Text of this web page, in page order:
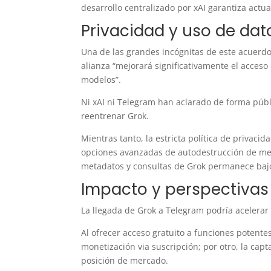
desarrollo centralizado por xAI garantiza
Privacidad y uso de
Una de las grandes incógnitas de este
alianza “mejorará significativamente el
modelos”.
Ni xAI ni Telegram han aclarado de forma
reentrenar Grok.
Mientras tanto, la estricta política de
opciones avanzadas de autodestrucción de
metadatos y consultas de Grok permanece
Impacto y perspectivas
La llegada de Grok a Telegram podría
Al ofrecer acceso gratuito a funciones
monetización via suscripción; por otro, la
posición de mercado.